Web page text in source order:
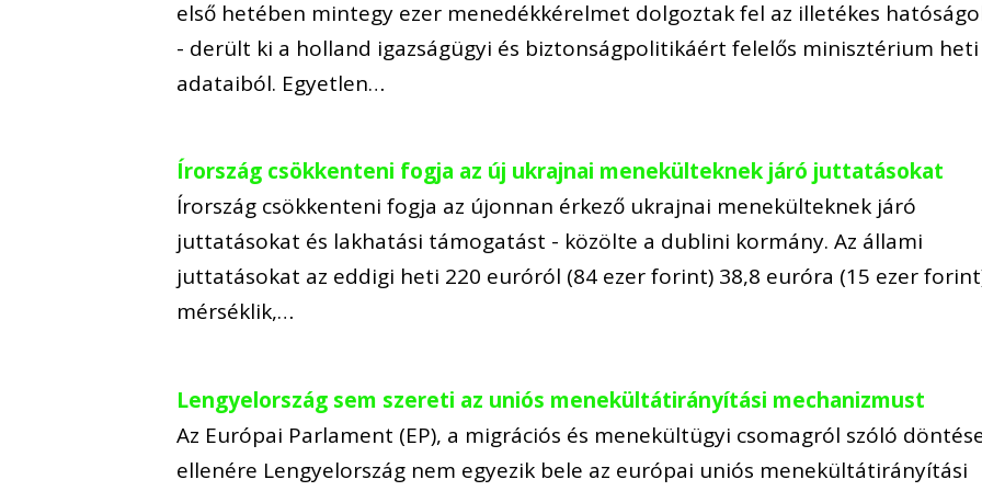
első hetében mintegy ezer menedékkérelmet dolgoztak fel az illetékes
- derült ki a holland igazságügyi és biztonságpolitikáért felelős minisztérium heti
adataiból. Egyetlen…
Írország csökkenteni fogja az új ukrajnai menekülteknek járó juttatásokat
Írország csökkenteni fogja az újonnan érkező ukrajnai menekülteknek járó
juttatásokat és lakhatási támogatást - közölte a dublini kormány. Az állami
juttatásokat az eddigi heti 220 euróról (84 ezer forint) 38,8 euróra (15 ezer
mérséklik,…
Lengyelország sem szereti az uniós menekültátirányítási mechanizmust
Az Európai Parlament (EP), a migrációs és menekültügyi csomagról szóló
ellenére Lengyelország nem egyezik bele az európai uniós menekültátirányítási